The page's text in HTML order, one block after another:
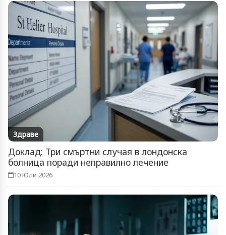
Здраве
Доклад: Три смъртни случая в лондонска
болница поради неправилно лечение
10 Юли 2026